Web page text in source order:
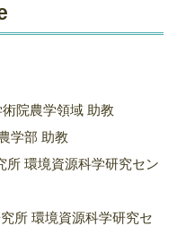
農学領域 助教
学部 助教
環境資源科学研究セン
所 環境資源科学研究セ